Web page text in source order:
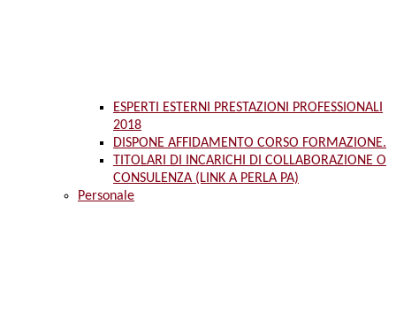
ESPERTI ESTERNI PRESTAZIONI PROFESSIONALI
2018
DISPONE AFFIDAMENTO CORSO FORMAZIONE.
TITOLARI DI INCARICHI DI COLLABORAZIONE O
CONSULENZA (LINK A PERLA PA)
Personale